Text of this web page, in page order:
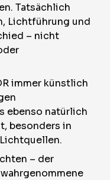
Tatsächlich
Lichtführung und
– nicht
immer künstlich
ebenso natürlich
besonders in
– der